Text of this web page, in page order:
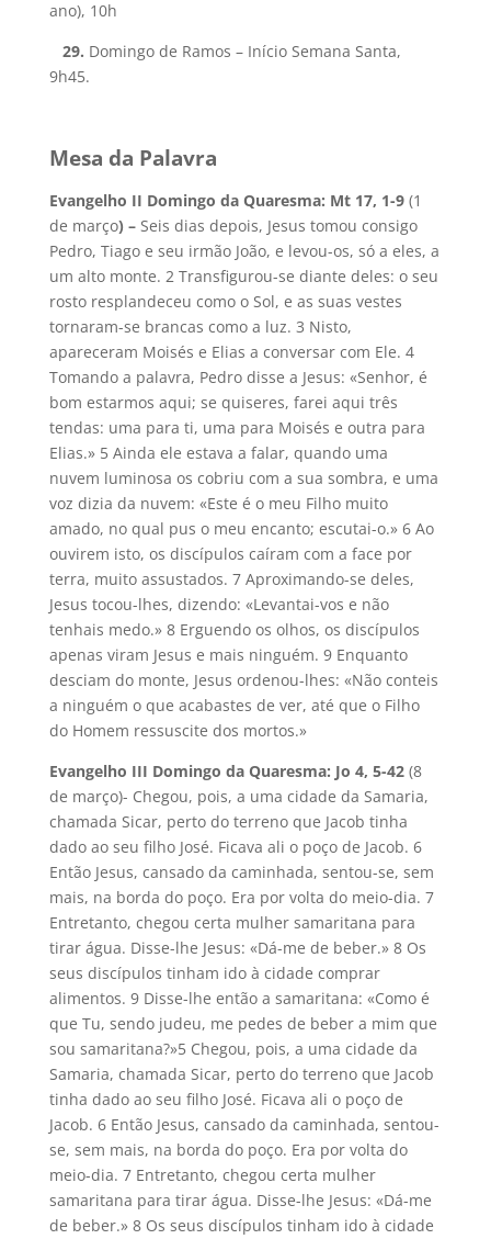
ano), 10h
29. Domingo de Ramos – Início Semana Santa,
9h45.
Mesa da Palavra
Evangelho II Domingo da Quaresma: Mt 17, 1-9 (1
de março) –Seis dias depois, Jesus tomou consigo
Pedro, Tiago e seu irmão João, e levou-os, só a eles, a
um alto monte. 2 Transfigurou-se diante deles: o seu
rosto resplandeceu como o Sol, e as suas vestes
tornaram-se brancas como a luz. 3 Nisto,
apareceram Moisés e Elias a conversar com Ele. 4
Tomando a palavra, Pedro disse a Jesus: «Senhor, é
bom estarmos aqui; se quiseres, farei aqui três
tendas: uma para ti, uma para Moisés e outra para
Elias.» 5 Ainda ele estava a falar, quando uma
nuvem luminosa os cobriu com a sua sombra, e uma
voz dizia da nuvem: «Este é o meu Filho muito
amado, no qual pus o meu encanto; escutai-o.» 6 Ao
ouvirem isto, os discípulos caíram com a face por
terra, muito assustados. 7 Aproximando-se deles,
Jesus tocou-lhes, dizendo: «Levantai-vos e não
tenhais medo.» 8 Erguendo os olhos, os discípulos
apenas viram Jesus e mais ninguém. 9 Enquanto
desciam do monte, Jesus ordenou-lhes: «Não conteis
a ninguém o que acabastes de ver, até que o Filho
do Homem ressuscite dos mortos.»
Evangelho III Domingo da Quaresma: Jo 4, 5-42(8
de março)- Chegou, pois, a uma cidade da Samaria,
chamada Sicar, perto do terreno que Jacob tinha
dado ao seu filho José. Ficava ali o poço de Jacob. 6
Então Jesus, cansado da caminhada, sentou-se, sem
mais, na borda do poço. Era por volta do meio-dia. 7
Entretanto, chegou certa mulher samaritana para
tirar água. Disse-lhe Jesus: «Dá-me de beber.» 8 Os
seus discípulos tinham ido à cidade comprar
alimentos. 9 Disse-lhe então a samaritana: «Como é
que Tu, sendo judeu, me pedes de beber a mim que
sou samaritana?»5 Chegou, pois, a uma cidade da
Samaria, chamada Sicar, perto do terreno que Jacob
tinha dado ao seu filho José. Ficava ali o poço de
Jacob. 6 Então Jesus, cansado da caminhada, sentou-
se, sem mais, na borda do poço. Era por volta do
meio-dia. 7 Entretanto, chegou certa mulher
samaritana para tirar água. Disse-lhe Jesus: «Dá-me
de beber.» 8 Os seus discípulos tinham ido à cidade